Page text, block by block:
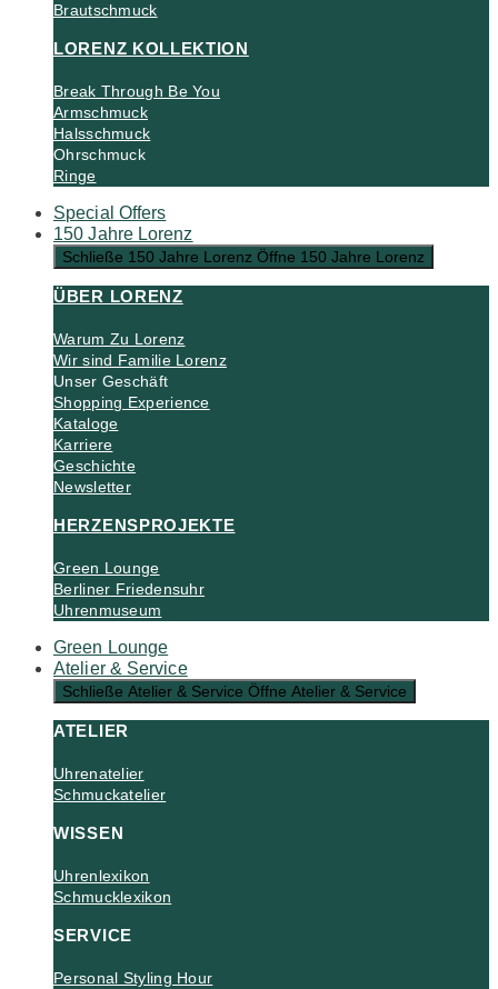
Brautschmuck
LORENZ KOLLEKTION
Break Through Be You
Armschmuck
Halsschmuck
Ohrschmuck
Ringe
Special Offers
150 Jahre Lorenz
Schließe 150 Jahre Lorenz Öffne 150 Jahre Lorenz
ÜBER LORENZ
Warum Zu Lorenz
Wir sind Familie Lorenz
Unser Geschäft
Shopping Experience
Kataloge
Karriere
Geschichte
Newsletter
HERZENSPROJEKTE
Green Lounge
Berliner Friedensuhr
Uhrenmuseum
Green Lounge
Atelier & Service
Schließe Atelier & Service Öffne Atelier & Service
ATELIER
Uhrenatelier
Schmuckatelier
WISSEN
Uhrenlexikon
Schmucklexikon
SERVICE
Personal Styling Hour